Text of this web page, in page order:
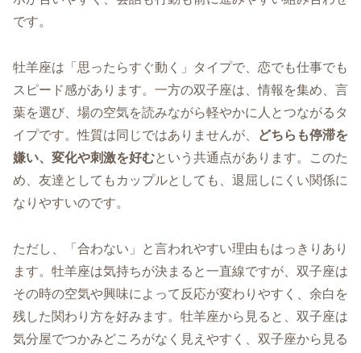
です。
牡羊座は「思ったらすぐ動く」タイプで、恋でも仕事でも
スピード感があります。一方の双子座は、情報を集め、言
葉を選び、場の空気を読みながら軽やかに人とつながるタ
イプです。性質は同じではありませんが、
どちらも停滞を
嫌い、変化や刺激を好むという共通点があります。このた
め、友達としてもカップルとしても、退屈しにくい関係に
なりやすいのです。
ただし、「合わない」と言われやすい理由もはっきりあり
ます。牡羊座は気持ちが決まると一直線ですが、双子座は
その時の空気や興味によって反応が変わりやすく、余白を
残した関わり方を好みます。牡羊座から見ると、双子座は
気分屋でつかみどころがなく見えやすく、双子座から見る